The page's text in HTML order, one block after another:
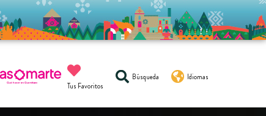
Tus Favoritos
Búsqueda Idiomas